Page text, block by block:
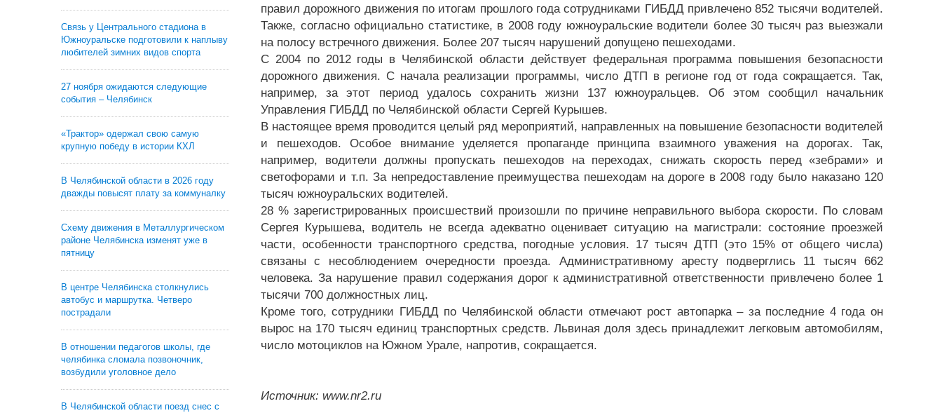
Связь у Центрального стадиона в
Южноуральске подготовили к наплыву
любителей зимних видов спорта
27 ноября ожидаются следующие
события – Челябинск
«Трактор» одержал свою самую
крупную победу в истории КХЛ
В Челябинской области в 2026 году
дважды повысят плату за коммуналку
Схему движения в Металлургическом
районе Челябинска изменят уже в
пятницу
В центре Челябинска столкнулись
автобус и маршрутка. Четверо
пострадали
В отношении педагогов школы, где
челябинка сломала позвоночник,
возбудили уголовное дело
В Челябинской области поезд снес с
правил дорожного движения по итогам прошлого года сотрудниками ГИБДД привлечено 852 тысячи водителей.
Также, согласно официально статистике, в 2008 году южноуральские водители более 30 тысяч раз выезжали
на полосу встречного движения. Более 207 тысяч нарушений допущено пешеходами.
С 2004 по 2012 годы в Челябинской области действует федеральная программа повышения безопасности
дорожного движения. С начала реализации программы, число ДТП в регионе год от года сокращается. Так,
например, за этот период удалось сохранить жизни 137 южноуральцев. Об этом сообщил начальник
Управления ГИБДД по Челябинской области Сергей Курышев.
В настоящее время проводится целый ряд мероприятий, направленных на повышение безопасности водителей
и пешеходов. Особое внимание уделяется пропаганде принципа взаимного уважения на дорогах. Так,
например, водители должны пропускать пешеходов на переходах, снижать скорость перед «зебрами» и
светофорами и т.п. За непредоставление преимущества пешеходам на дороге в 2008 году было наказано 120
тысяч южноуральских водителей.
28 % зарегистрированных происшествий произошли по причине неправильного выбора скорости. По словам
Сергея Курышева, водитель не всегда адекватно оценивает ситуацию на магистрали: состояние проезжей
части, особенности транспортного средства, погодные условия. 17 тысяч ДТП (это 15% от общего числа)
связаны с несоблюдением очередности проезда. Административному аресту подверглись 11 тысяч 662
человека. За нарушение правил содержания дорог к административной ответственности привлечено более 1
тысячи 700 должностных лиц.
Кроме того, сотрудники ГИБДД по Челябинской области отмечают рост автопарка – за последние 4 года он
вырос на 170 тысяч единиц транспортных средств. Львиная доля здесь принадлежит легковым автомобилям,
число мотоциклов на Южном Урале, напротив, сокращается.
Источник: www.nr2.ru